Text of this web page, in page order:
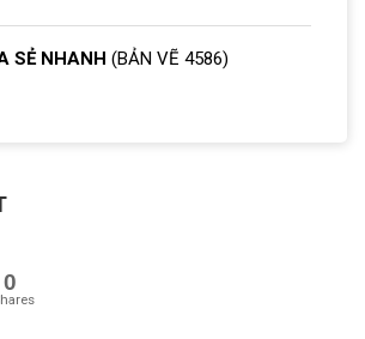
SẺ NHANH (BẢN VẼ 4586)
0